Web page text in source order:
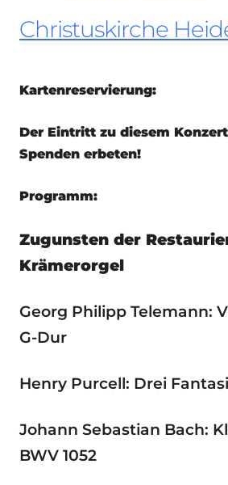
Christuskirche
Kartenreservierung:
Der Eintritt zu diesem
Spenden erbeten!
Programm:
Zugunsten der
Krämerorgel
Georg Philipp Telemann:
G-Dur
Henry Purcell: Drei
Johann Sebastian Bach:
BWV 1052